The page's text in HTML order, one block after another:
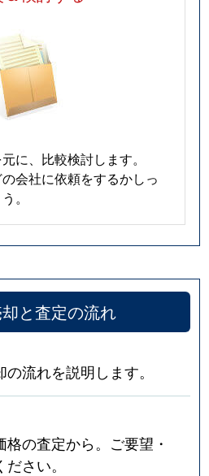
に、比較検討します。
会社に依頼をするかしっ
。
と査定の流れ
流れを説明します。
の査定から。ご要望・
さい。